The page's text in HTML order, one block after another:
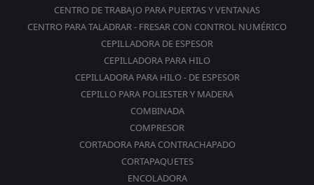
CENTRO DE TRABAJO PARA PUERTAS Y VENTANAS
CENTRO PARA TALADRAR - FRESAR CON CONTROL NUMÉRICO
CEPILLADORA DE ESPESOR
CEPILLADORA PARA HILO
CEPILLADORA PARA HILO - DE ESPESOR
CEPILLO PARA POLIESTER Y MADERA
COMBINADA
COMPRESOR
CORTADORA PARA CONTRACHAPADO
CORTAPAQUETES
ENCOLADORA